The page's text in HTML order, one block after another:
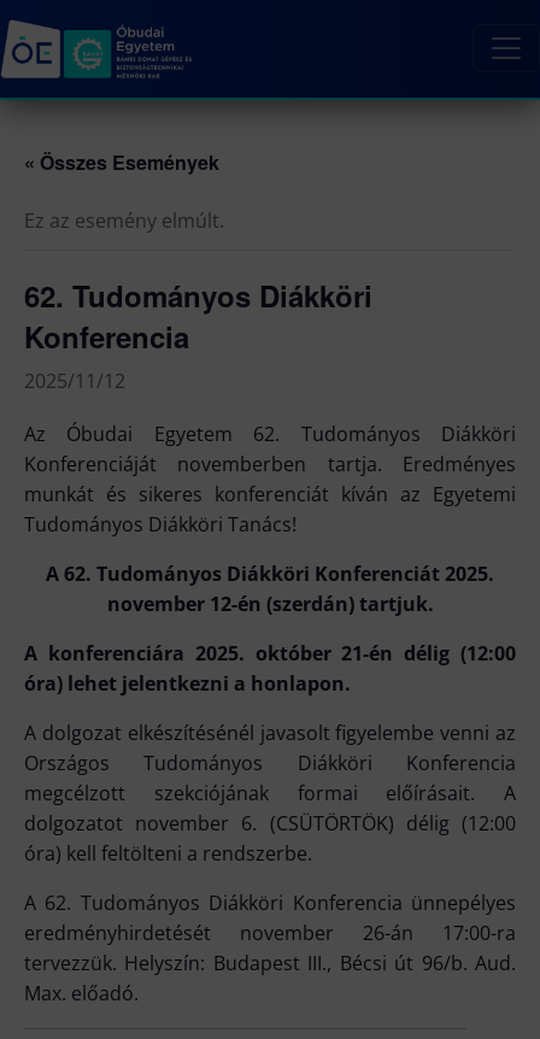
« Összes Események
Ez az esemény elmúlt.
62. Tudományos Diákköri
Konferencia
2025/11/12
Az Óbudai Egyetem 62. Tudományos Diákköri
Konferenciáját novemberben tartja. Eredményes
munkát és sikeres konferenciát kíván az Egyetemi
Tudományos Diákköri Tanács!
A 62. Tudományos Diákköri Konferenciát 2025.
november 12-én (szerdán) tartjuk.
A konferenciára 2025. október 21-én délig (12:00
óra) lehet jelentkezni a honlapon.
A dolgozat elkészítésénél javasolt figyelembe venni az
Országos Tudományos Diákköri Konferencia
megcélzott szekciójának formai előírásait. A
dolgozatot november 6. (CSÜTÖRTÖK) délig (12:00
óra) kell feltölteni a rendszerbe.
A 62. Tudományos Diákköri Konferencia ünnepélyes
eredményhirdetését november 26-án 17:00-ra
tervezzük. Helyszín: Budapest III., Bécsi út 96/b. Aud.
Max. előadó.